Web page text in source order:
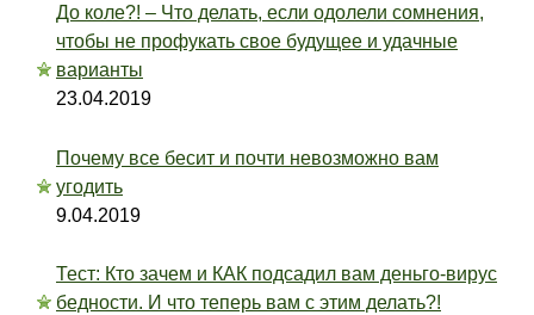
До коле?! – Что делать, если одолели сомнения,
чтобы не профукать свое будущее и удачные
варианты
23.04.2019
Почему все бесит и почти невозможно вам
угодить
9.04.2019
Тест: Кто зачем и КАК подсадил вам деньго-вирус
бедности. И что теперь вам с этим делать?!